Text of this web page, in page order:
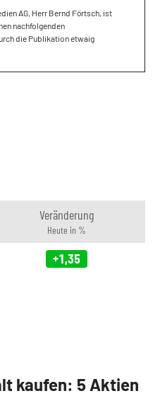
AG, Herr Bernd Förtsch, ist
nachfolgenden
die Publikation etwaig
Veränderung
Heute in %
+1,35
kaufen: 5 Aktien